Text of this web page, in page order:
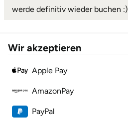
werde definitiv wieder buchen :)
Wir akzeptieren
Apple Pay
AmazonPay
PayPal
Märkisch-Oderland
Mönchengladbach